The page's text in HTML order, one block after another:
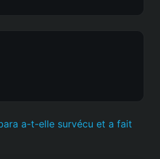
a-t-elle survécu et a fait